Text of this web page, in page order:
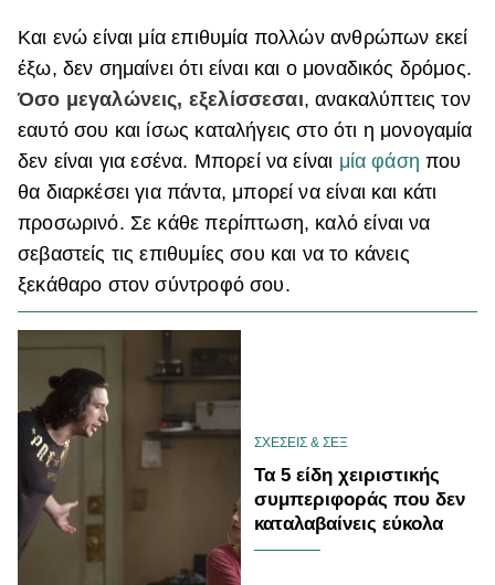
Χωρίς Ταμπέλες
Women's Forum
Hautes Grecians
Γάμος
Market News
Και ενώ είναι μία επιθυμία πολλών ανθρώπων εκεί
έξω, δεν σημαίνει ότι είναι και ο μοναδικός δρόμος.
Όσο μεγαλώνεις, εξελίσσεσαι, ανακαλύπτεις τον
εαυτό σου και ίσως καταλήγεις στο ότι η μονογαμία
δεν είναι για εσένα. Μπορεί να είναι μία φάση που
θα διαρκέσει για πάντα, μπορεί να είναι και κάτι
προσωρινό. Σε κάθε περίπτωση, καλό είναι να
σεβαστείς τις επιθυμίες σου και να το κάνεις
ξεκάθαρο στον σύντροφό σου.
ΣΧΕΣΕΙΣ & ΣΕΞ
Τα 5 είδη χειριστικής
συμπεριφοράς που δεν
καταλαβαίνεις εύκολα